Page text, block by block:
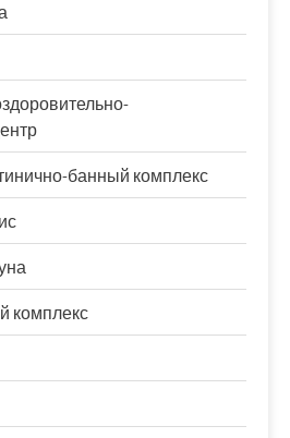
банный комплекс
комплекс